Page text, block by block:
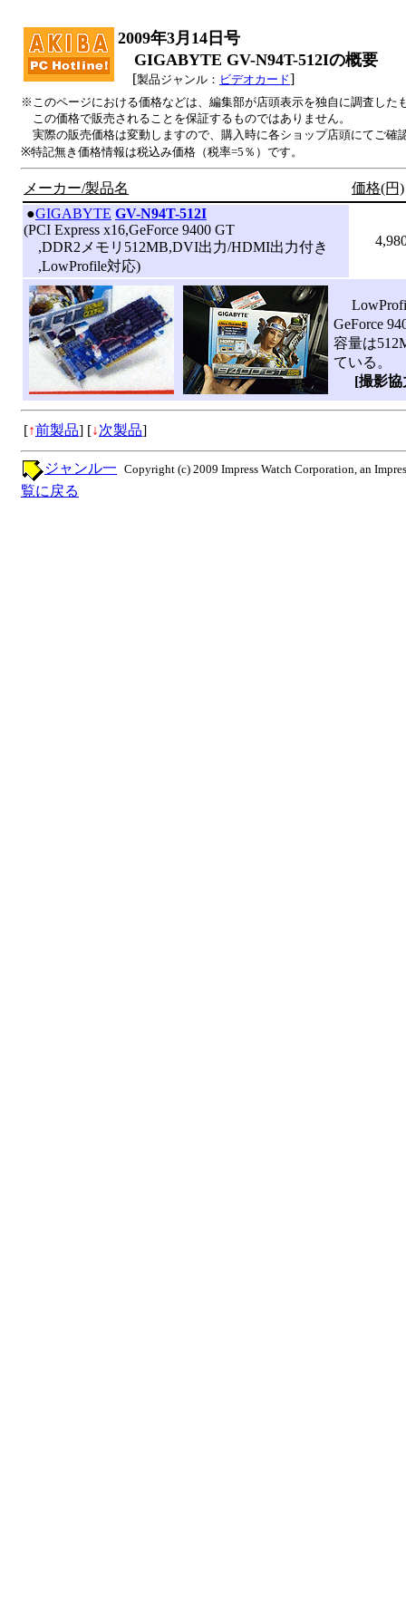
2009年3月14日号
GIGABYTE GV-N94T-512Iの概要
[製品ジャンル： ビデオカード]
※このページにおける価格などは、編集部が店頭表示を独自に調査した
この価格で販売されることを保証するものではありません。
実際の販売価格は変動しますので、購入時に各ショップ店頭にてご確
※特記無き価格情報は税込み価格（税率=5％）です。
メーカー/製品名
価格(円)
●GIGABYTE GV-N94T-512I
(PCI Express x16,GeForce 9400 GT
,DDR2メモリ512MB,DVI出力/HDMI出力付き
,LowProfile対応)
GeForce
容量は
ている。
[撮影協
[↑前製品] [↓次製品]
Copyright (c) 2009 Impress Watch Corporation, an
ジャンル一
覧に戻る